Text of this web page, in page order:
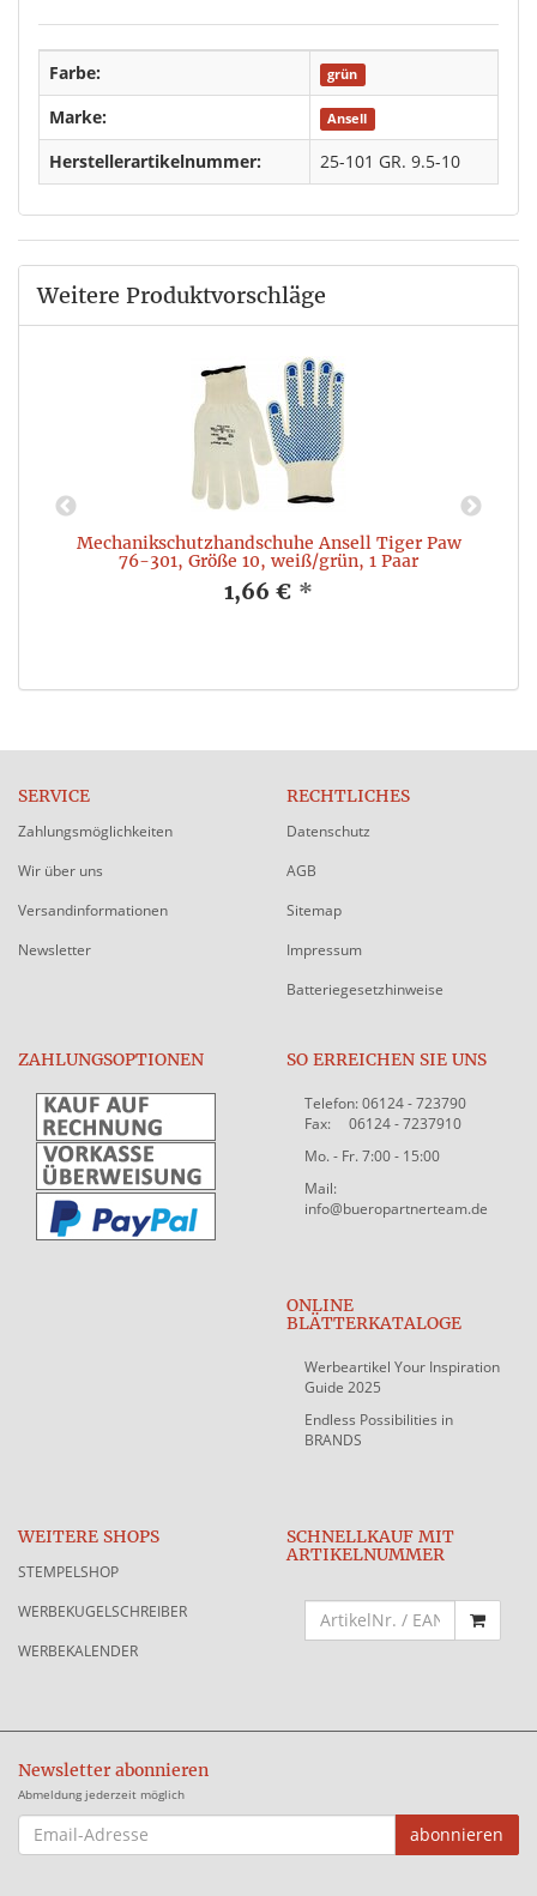
Farbe: grün
Marke: Ansell
Herstellerartikelnummer: 25-101 GR. 9.5-10
Weitere Produktvorschläge
Mechanikschutzhandschuhe Ansell Tiger Paw
76-301, Größe 10, weiß/grün, 1 Paar
1,66 € *
SERVICE
Zahlungsmöglichkeiten
Wir über uns
Versandinformationen
Newsletter
RECHTLICHES
Datenschutz
AGB
Sitemap
Impressum
Batteriegesetzhinweise
ZAHLUNGSOPTIONEN SO ERREICHEN SIE UNS
Telefon: 06124 - 723790
Fax: 06124 - 7237910
Mo. - Fr. 7:00 - 15:00
Mail:
info@bueropartnerteam.de
ONLINE
BLÄTTERKATALOGE
Werbeartikel Your Inspiration
Guide 2025
Endless Possibilities in
BRANDS
WEITERE SHOPS
STEMPELSHOP
WERBEKUGELSCHREIBER
WERBEKALENDER
SCHNELLKAUF MIT
ARTIKELNUMMER
Newsletter abonnieren
Abmeldung jederzeit möglich
EMAIL-
ADRESSE
abonnieren